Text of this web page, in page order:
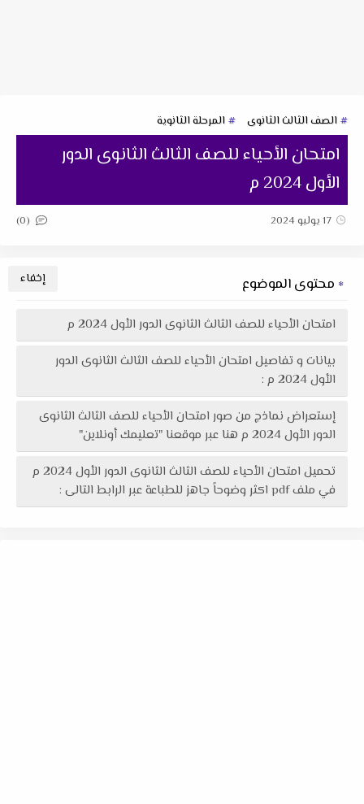
الصف الثالث الثانوى المرحلة الثانوية
امتحان الأحياء للصف الثالث الثانوى الدور
الأول 2024 م
17 يوليو 2024 (0)
محتوى الموضوع
امتحان الأحياء للصف الثالث الثانوى الدور الأول 2024 م
بيانات و تفاصيل امتحان الأحياء للصف الثالث الثانوى الدور
الأول 2024 م :
إستعراض نماذج من صور امتحان الأحياء للصف الثالث الثانوى
الدور الأول 2024 م هنا عبر موقعنا "تعليمك أونلاين"
تحميل امتحان الأحياء للصف الثالث الثانوى الدور الأول 2024 م
في ملف pdf اكثر وضوحاً جاهز للطباعة عبر الرابط التالى :